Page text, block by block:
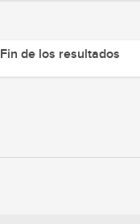
Fin de los resultados